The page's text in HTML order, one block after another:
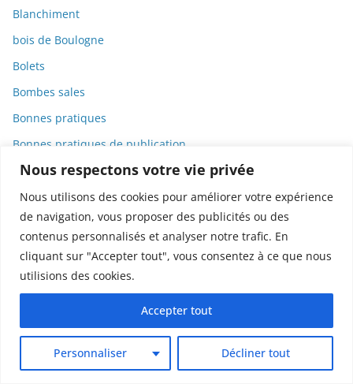
Nous respectons votre vie privée
Nous utilisons des cookies pour améliorer votre expérience
de navigation, vous proposer des publicités ou des
contenus personnalisés et analyser notre trafic. En
cliquant sur "Accepter tout", vous consentez à ce que nous
utilisions des cookies.
Personnaliser Décliner tout
Accepter tout
Blanchiment
bois de Boulogne
Bolets
Bombes sales
Bonnes pratiques
Bonnes pratiques de publication
bosons
Botanique
Bourdons
Bourges
Bourse
Bronchiolite
Bureaucratie